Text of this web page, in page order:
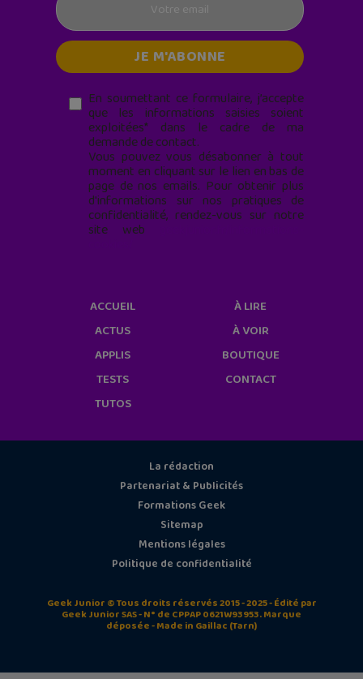
En soumettant ce formulaire, j’accepte
que les informations saisies soient
exploitées* dans le cadre de ma
demande de contact.
Vous pouvez vous désabonner à tout
moment en cliquant sur le lien en bas de
page de nos emails. Pour obtenir plus
d'informations sur nos pratiques de
confidentialité, rendez-vous sur notre
site web
ACCUEIL
ACTUS
APPLIS
TESTS
TUTOS
À LIRE
À VOIR
BOUTIQUE
CONTACT
La rédaction
Partenariat & Publicités
Formations Geek
Sitemap
Mentions légales
Politique de confidentialité
Geek Junior © Tous droits réservés 2015 - 2025 - Édité par
Geek Junior SAS - N° de CPPAP 0621W93953. Marque
déposée - Made in Gaillac (Tarn)